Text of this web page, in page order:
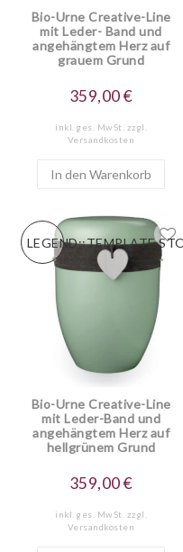
Bio-Urne Creative-Line
mit Leder- Band und
angehängtem Herz auf
grauem Grund
359,00 €
inkl. ges. MwSt. zzgl.
Versandkosten
In den Warenkorb
Bio-Urne Creative-Line
mit Leder-Band und
angehängtem Herz auf
hellgrünem Grund
359,00 €
inkl. ges. MwSt. zzgl.
Versandkosten